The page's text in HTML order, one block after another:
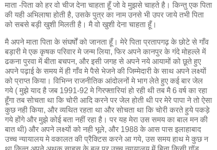
माता -पिता को हर वो चीज देना चाहता हूँ जो वे मुझसे चाहते है। किन्तु एक पिता
की यही अभिलाषा होती है, उसके पुत्र का नाम उनसे भी उपर जाये तभी पिता
को सबसे बड़ी खुशी मिलती है। मै वो खुशी देना चाहता हूँ।
मै अपने माता पिता के संघर्षों को जानता हूँ। मेरे पिता प्रतापगढ़ के छोटे से गाँव
बड़ारी मे एक कृषक परिवार मे जन्म लिया, फिर अपने कानपुर के गंदे मोहल्ले में
ढकना पुरवा में बीता बचपन, और इसी जगह से अपने नये आयामों को छूते हुए
अपने पढ़ाई के समय में ही गाँव मे पैसे भेजने की जिम्मेदारी के साथ अपने लक्ष्यों
को प्राप्‍त किया। विभिन्न राजनीतिक आंदोलनों मे भाग लेते हुए कई बार जेल
गये ( मुझे याद है जब 1991-92 मे गिरफ्तारियां हो रही थी तब मै 6 वर्ष का रहा
हूँगा तब सोचता था कि चोरी आदि करने पर जेल होती थी पर मेरे पापा ने तो ऐसा
कुछ नही किया, और व्यथित रहता था और सोचता था कि चोरी करते हुये पकड़े
गये होंगे और मुझे कोई बता नहीं रहा है। पर यह मेरा उस समय का बाल मन की
बात थी) और अपने लक्ष्‍यों को नही भूले, और 1988 के आस पास इलाहाबाद
उच्‍च न्‍यायालय मे वकालत की प्रैक्टिस करने आ गये, उस समय हाथ मे कुछ न